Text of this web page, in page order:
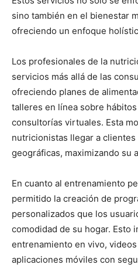
sino también en el bienestar
ofreciendo un enfoque
Los profesionales de la
servicios más allá de las
ofreciendo planes de
talleres en línea sobre
consultorías virtuales. Esta
nutricionistas llegar a
geográficas, maximizando su
En cuanto al entrenamiento
permitido la creación de
personalizados que los
comodidad de su hogar. Esto
entrenamiento en vivo,
aplicaciones móviles con